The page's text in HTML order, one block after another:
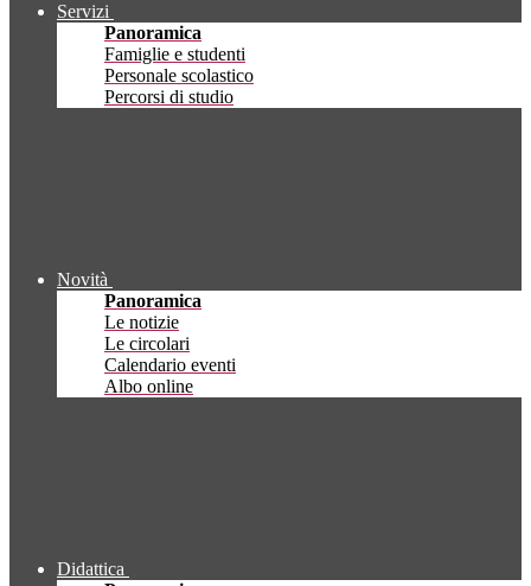
Servizi
Panoramica
Famiglie e studenti
Personale scolastico
Percorsi di studio
Novità
Panoramica
Le notizie
Le circolari
Calendario eventi
Albo online
Didattica